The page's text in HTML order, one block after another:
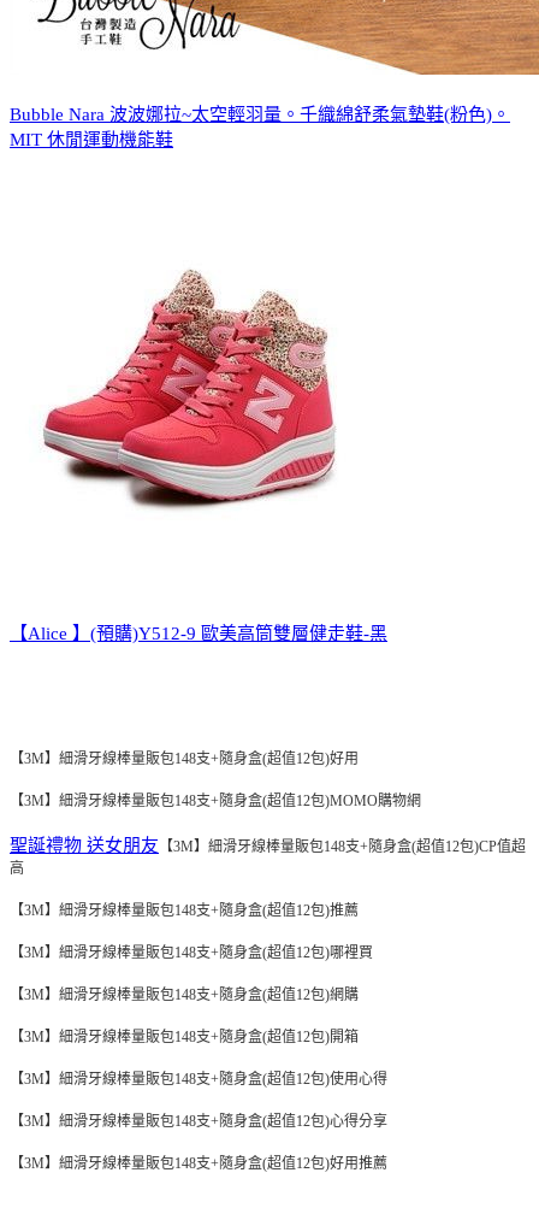
Bubble Nara 波波娜拉~太空輕羽量。千織綿舒柔氣墊鞋(粉色)。
MIT 休閒運動機能鞋
【Alice 】(預購)Y512-9 歐美高筒雙層健走鞋-黑
【3M】細滑牙線棒量販包148支+隨身盒(超值12包)好用
【3M】細滑牙線棒量販包148支+隨身盒(超值12包)MOMO購物網
聖誕禮物 送女朋友 【3M】細滑牙線棒量販包148支+隨身盒(超值12包)CP值超
高
【3M】細滑牙線棒量販包148支+隨身盒(超值12包)推薦
【3M】細滑牙線棒量販包148支+隨身盒(超值12包)哪裡買
【3M】細滑牙線棒量販包148支+隨身盒(超值12包)網購
【3M】細滑牙線棒量販包148支+隨身盒(超值12包)開箱
【3M】細滑牙線棒量販包148支+隨身盒(超值12包)使用心得
【3M】細滑牙線棒量販包148支+隨身盒(超值12包)心得分享
【3M】細滑牙線棒量販包148支+隨身盒(超值12包)好用推薦